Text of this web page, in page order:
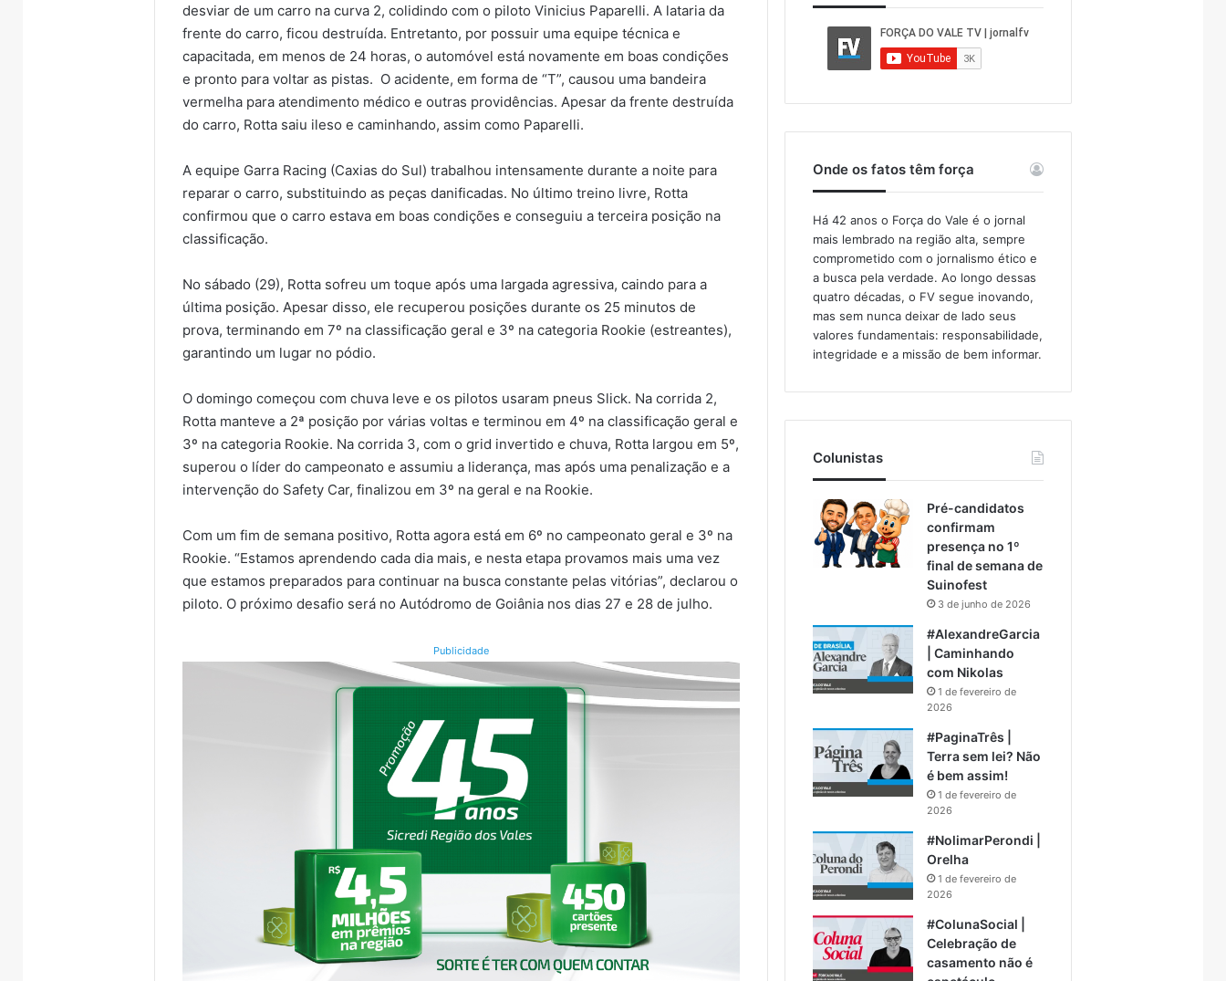
desviar de um carro na curva 2, colidindo com o piloto Vinicius Paparelli. A lataria da
frente do carro, ficou destruída. Entretanto, por possuir uma equipe técnica e
capacitada, em menos de 24 horas, o automóvel está novamente em boas condições
e pronto para voltar as pistas. O acidente, em forma de “T”, causou uma bandeira
vermelha para atendimento médico e outras providências. Apesar da frente destruída
do carro, Rotta saiu ileso e caminhando, assim como Paparelli.
A equipe Garra Racing (Caxias do Sul) trabalhou intensamente durante a noite para
reparar o carro, substituindo as peças danificadas. No último treino livre, Rotta
confirmou que o carro estava em boas condições e conseguiu a terceira posição na
classificação.
No sábado (29), Rotta sofreu um toque após uma largada agressiva, caindo para a
última posição. Apesar disso, ele recuperou posições durante os 25 minutos de
prova, terminando em 7º na classificação geral e 3º na categoria Rookie (estreantes),
garantindo um lugar no pódio.
O domingo começou com chuva leve e os pilotos usaram pneus Slick. Na corrida 2,
Rotta manteve a 2ª posição por várias voltas e terminou em 4º na classificação geral e
3º na categoria Rookie. Na corrida 3, com o grid invertido e chuva, Rotta largou em 5º,
superou o líder do campeonato e assumiu a liderança, mas após uma penalização e a
intervenção do Safety Car, finalizou em 3º na geral e na Rookie.
Com um fim de semana positivo, Rotta agora está em 6º no campeonato geral e 3º na
Rookie. “Estamos aprendendo cada dia mais, e nesta etapa provamos mais uma vez
que estamos preparados para continuar na busca constante pelas vitórias”, declarou o
piloto. O próximo desafio será no Autódromo de Goiânia nos dias 27 e 28 de julho.
Publicidade
Onde os fatos têm força
Há 42 anos o Força do Vale é o jornal
mais lembrado na região alta, sempre
comprometido com o jornalismo ético e
a busca pela verdade. Ao longo dessas
quatro décadas, o FV segue inovando,
mas sem nunca deixar de lado seus
valores fundamentais: responsabilidade,
integridade e a missão de bem informar.​
Colunistas
Pré-candidatos
confirmam
presença no 1º
final de semana de
Suinofest
3 de junho de 2026
#AlexandreGarcia
| Caminhando
com Nikolas
1 de fevereiro de
2026
#PaginaTrês |
Terra sem lei? Não
é bem assim!
1 de fevereiro de
2026
#NolimarPerondi |
Orelha
1 de fevereiro de
2026
#ColunaSocial |
Celebração de
casamento não é